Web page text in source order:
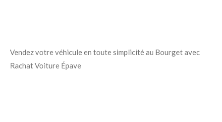
Vendez votre véhicule en toute simplicité au Bourget avec
Rachat Voiture Épave